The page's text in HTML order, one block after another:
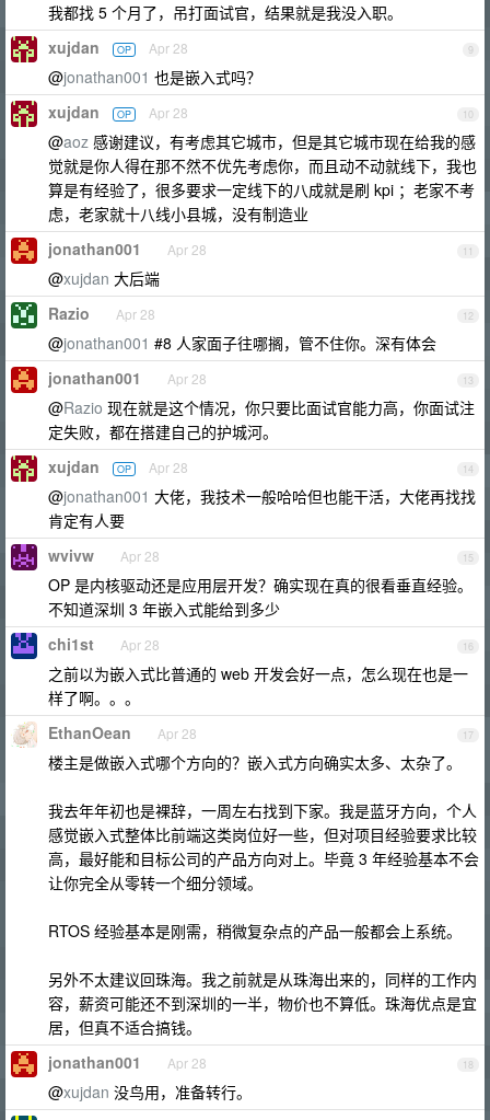
我都找 5 个月了，吊打面试官，结果就是我没入职。
9
xujdan OP Apr 28
@jonathan001 也是嵌入式吗？
10
xujdan OP Apr 28
@aoz 感谢建议，有考虑其它城市，但是其它城市现在给我的感
觉就是你人得在那不然不优先考虑你，而且动不动就线下，我也
算是有经验了，很多要求一定线下的八成就是刷 kpi ；老家不考
虑，老家就十八线小县城，没有制造业
11
jonathan001 Apr 28
@xujdan 大后端
12
Razio Apr 28
@jonathan001 #8 人家面子往哪搁，管不住你。深有体会
13
jonathan001 Apr 28
@Razio 现在就是这个情况，你只要比面试官能力高，你面试注
定失败，都在搭建自己的护城河。
14
xujdan OP Apr 28
@jonathan001 大佬，我技术一般哈哈但也能干活，大佬再找找
肯定有人要
15
wvivw Apr 28
OP 是内核驱动还是应用层开发？确实现在真的很看垂直经验。
不知道深圳 3 年嵌入式能给到多少
16
chi1st Apr 28
之前以为嵌入式比普通的 web 开发会好一点，怎么现在也是一
样了啊。。。
17
EthanOean Apr 28
楼主是做嵌入式哪个方向的？嵌入式方向确实太多、太杂了。
我去年年初也是裸辞，一周左右找到下家。我是蓝牙方向，个人
感觉嵌入式整体比前端这类岗位好一些，但对项目经验要求比较
高，最好能和目标公司的产品方向对上。毕竟 3 年经验基本不会
让你完全从零转一个细分领域。
RTOS 经验基本是刚需，稍微复杂点的产品一般都会上系统。
另外不太建议回珠海。我之前就是从珠海出来的，同样的工作内
容，薪资可能还不到深圳的一半，物价也不算低。珠海优点是宜
居，但真不适合搞钱。
18
jonathan001 Apr 28
@xujdan 没鸟用，准备转行。